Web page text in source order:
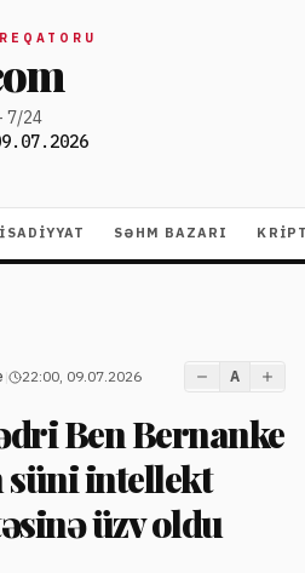
7/24
SƏHM BAZARI
22:00, 09.07.2026 A
Ben Bernanke
süni intellekt
üzv oldu